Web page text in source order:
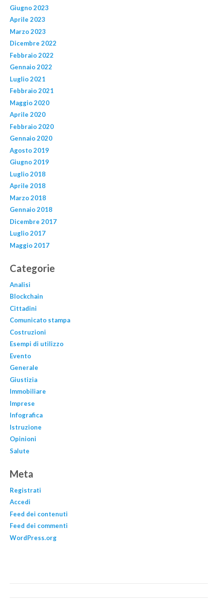
Giugno 2023
Aprile 2023
Marzo 2023
Dicembre 2022
Febbraio 2022
Gennaio 2022
Luglio 2021
Febbraio 2021
Maggio 2020
Aprile 2020
Febbraio 2020
Gennaio 2020
Agosto 2019
Giugno 2019
Luglio 2018
Aprile 2018
Marzo 2018
Gennaio 2018
Dicembre 2017
Luglio 2017
Maggio 2017
Categorie
Analisi
Blockchain
Cittadini
Comunicato stampa
Costruzioni
Esempi di utilizzo
Evento
Generale
Giustizia
Immobiliare
Imprese
Infografica
Istruzione
Opinioni
Salute
Meta
Registrati
Accedi
Feed dei contenuti
Feed dei commenti
WordPress.org